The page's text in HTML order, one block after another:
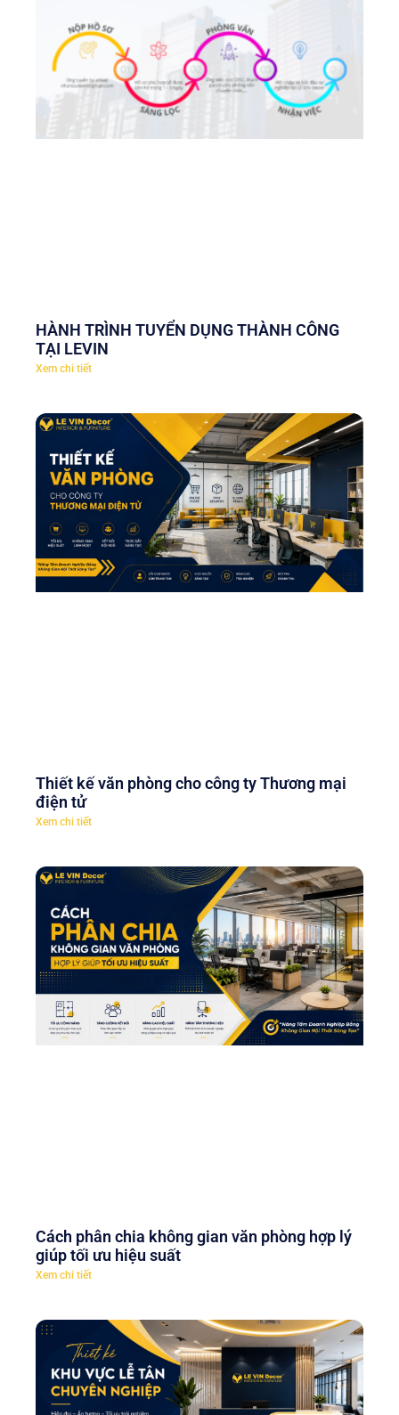
HÀNH TRÌNH TUYỂN DỤNG THÀNH CÔNG
TẠI LEVIN
Xem chi tiết
Thiết kế văn phòng cho công ty Thương mại
điện tử
Xem chi tiết
Cách phân chia không gian văn phòng hợp lý
giúp tối ưu hiệu suất
Xem chi tiết